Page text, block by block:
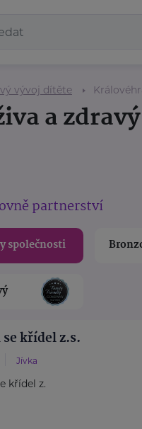
vývoj dítěte
a
partnerství
společnosti
křídel z.s.
Jívka
křídel z.